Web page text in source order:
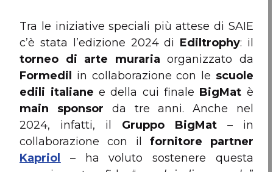
Tra le iniziative speciali più attese di SAIE
c’è stata l’edizione 2024 di Ediltrophy: il
torneo di arte muraria organizzato da
Formedil
in collaborazione con le scuole
edili italiane e della cui finale BigMat è
main
sponsor da tre anni. Anche nel
2024, infatti, il Gruppo BigMat– in
collaborazione con il fornitore partner
Kapriol
– ha voluto sostenere questa